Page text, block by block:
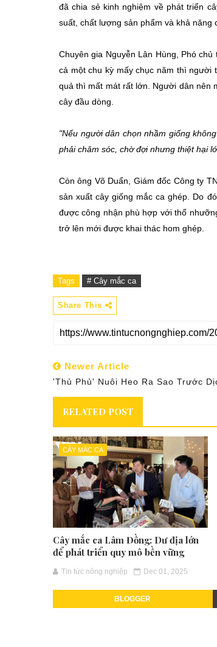
đã chia sẻ kinh nghiệm về phát triển
suất, chất lượng sản phẩm và khả năng
Chuyên gia Nguyễn Lân Hùng, Phó
cả một chu kỳ mấy chục năm thì người
quả thì mất mát rất lớn. Người dân nên
cây đầu dòng.
"Nếu người dân chọn nhầm giống
phải chăm sóc, chờ đợi nhưng thiệt hại
Còn ông Võ Duẩn, Giám đốc Công ty
sản xuất cây giống mắc ca ghép. Do
được công nhận phù hợp với thổ
trở lên mới được khai thác hom ghép.
Tags # Cây mắc ca
Share This
Newer Article
'Thủ Phủ' Nuôi Heo Ra Sao Trước
RELATED POST
CÂY MẮC CA
Cây mắc ca Lâm Đồng: Dư địa lớn
để phát triển quy mô bền vững
Tin tức nông nghiệp Dec 01, 2025
BLOGGER